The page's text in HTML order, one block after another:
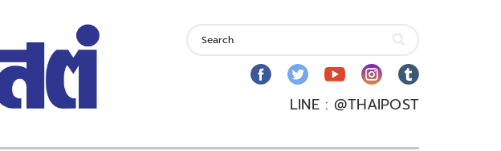
LINE : @THAIPOST